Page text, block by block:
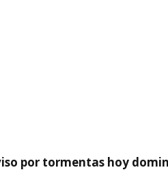
por tormentas hoy